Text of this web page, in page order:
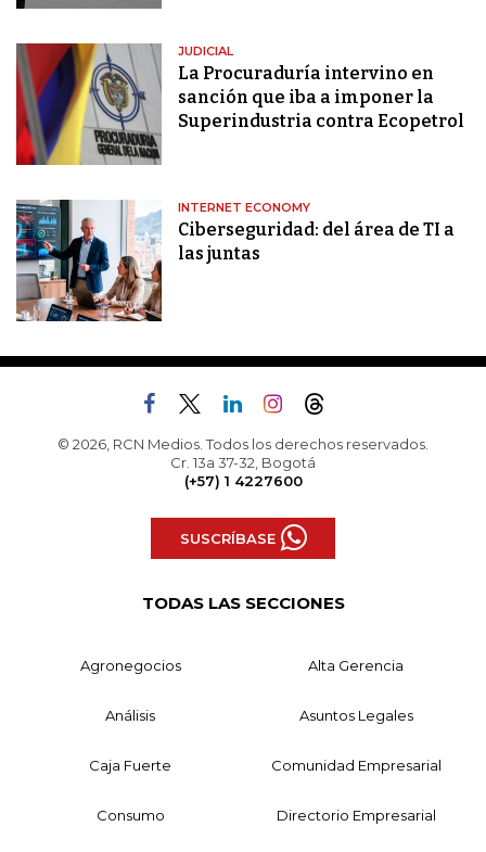
JUDICIAL
La Procuraduría intervino en
sanción que iba a imponer la
Superindustria contra Ecopetrol
INTERNET ECONOMY
Ciberseguridad: del área de TI a
las juntas
© 2026, RCN Medios. Todos los derechos reservados.
Cr. 13a 37-32, Bogotá
(+57) 1 4227600
SUSCRÍBASE
TODAS LAS SECCIONES
Agronegocios Alta Gerencia
Análisis Asuntos Legales
Caja Fuerte Comunidad Empresarial
Consumo Directorio Empresarial